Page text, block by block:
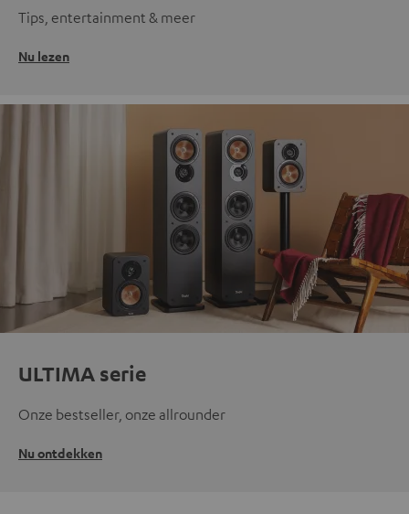
Tips, entertainment & meer
Nu lezen
ULTIMA serie
Onze bestseller, onze allrounder
Nu ontdekken